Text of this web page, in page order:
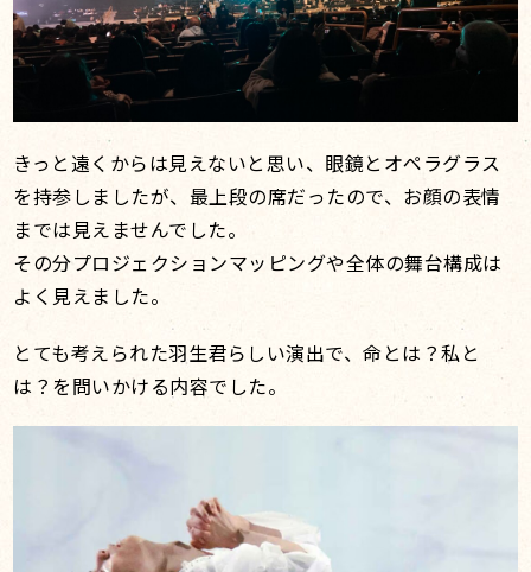
きっと遠くからは見えないと思い、眼鏡とオペラグラス
を持参しましたが、最上段の席だったので、お顔の表情
までは見えませんでした。
その分プロジェクションマッピングや全体の舞台構成は
よく見えました。
とても考えられた羽生君らしい演出で、命とは？私と
は？を問いかける内容でした。